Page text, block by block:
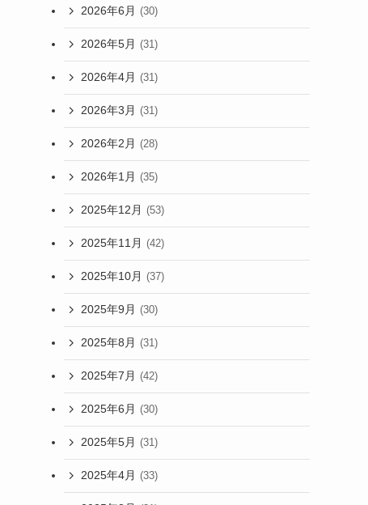
2026年6月 (30)
2026年5月 (31)
2026年4月 (31)
2026年3月 (31)
2026年2月 (28)
2026年1月 (35)
2025年12月 (53)
2025年11月 (42)
2025年10月 (37)
2025年9月 (30)
2025年8月 (31)
2025年7月 (42)
2025年6月 (30)
2025年5月 (31)
2025年4月 (33)